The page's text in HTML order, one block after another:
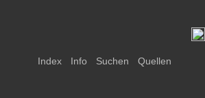
Index Info Suchen Quellen